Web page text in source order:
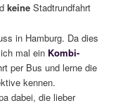
keineStadtrundfahrt
in Hamburg. Da dies
mal ein Kombi-
per Bus und lerne die
kennen.
dabei, die lieber